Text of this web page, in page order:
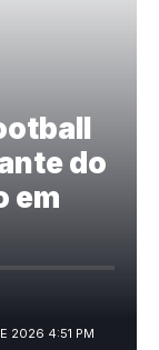
do
em
2026 4:51 PM